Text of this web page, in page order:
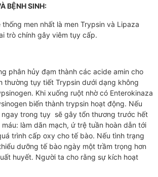
BỆNH SINH:
men nhất là men Trypsin và Lipaza
trò chính gây viêm tụy cấp.
phân hủy đạm thành các acide amin cho
th­ường tụy tiết Trypsin dư­ới dạng không
Khi xuống ruột nhờ có Enterokinaza
biến thành trypsin hoạt động. Nếu
ngay trong tụy sẽ gây tổn th­ương trư­­ớc hết
làm dãn mạch, ứ trệ tuần hoàn dẫn tới
trình cấp oxy cho tế bào. Nếu tình trạng
d­­ưỡng tế bào ngày một trầm trọng hơn
huyết. Ngư­­­ời ta cho rằng sự kích hoạt